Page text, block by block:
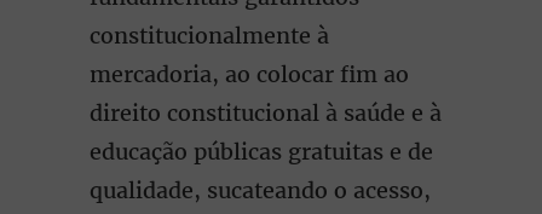
constitucionalmente à
mercadoria, ao colocar fim ao
direito constitucional à saúde e à
educação públicas gratuitas e de
qualidade, sucateando o acesso,